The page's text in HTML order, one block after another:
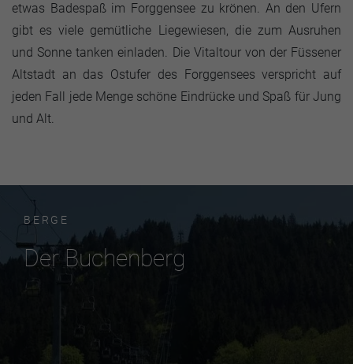
etwas Badespaß im Forggensee zu krönen. An den Ufern
gibt es viele gemütliche Liegewiesen, die zum Ausruhen
und Sonne tanken einladen. Die Vitaltour von der Füssener
Altstadt an das Ostufer des Forggensees verspricht auf
jeden Fall jede Menge schöne Eindrücke und Spaß für Jung
und Alt.
BERGE
Der Buchenberg